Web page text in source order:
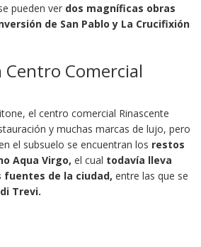
pueden ver dos magníficas obras
de San Pablo y La Crucifixión
Comercial
el centro comercial Rinascente
y muchas marcas de lujo, pero
el subsuelo se encuentran los restos
Aqua Virgo, el cual todavía lleva
fuentes de la ciudad, entre las que se
Trevi.